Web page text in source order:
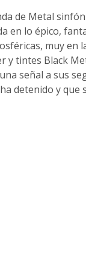
de Metal
en lo épico,
muy en
y tintes Black
señal a sus
detenido y que